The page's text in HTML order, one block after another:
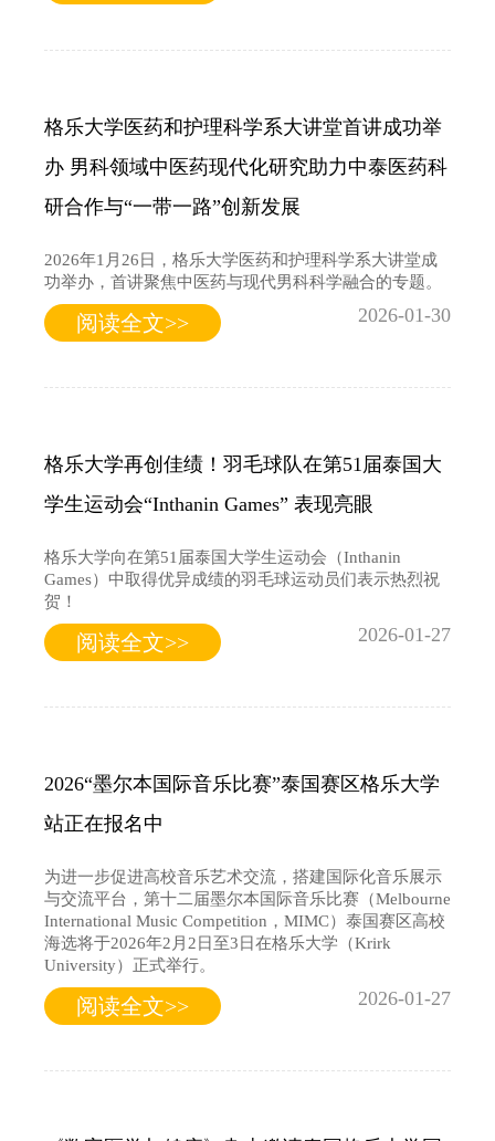
格乐大学医药和护理科学系大讲堂首讲成功举
办 男科领域中医药现代化研究助力中泰医药科
研合作与“一带一路”创新发展
2026年1月26日，格乐大学医药和护理科学系大讲堂成
功举办，首讲聚焦中医药与现代男科科学融合的专题。
阅读全文>> 2026-01-30
格乐大学再创佳绩！羽毛球队在第51届泰国大
学生运动会“Inthanin Games” 表现亮眼
格乐大学向在第51届泰国大学生运动会（Inthanin
Games）中取得优异成绩的羽毛球运动员们表示热烈祝
贺！
阅读全文>> 2026-01-27
2026“墨尔本国际音乐比赛”泰国赛区格乐大学
站正在报名中
为进一步促进高校音乐艺术交流，搭建国际化音乐展示
与交流平台，第十二届墨尔本国际音乐比赛（Melbourne
International Music Competition，MIMC）泰国赛区高校
海选将于2026年2月2日至3日在格乐大学（Krirk
University）正式举行。
阅读全文>> 2026-01-27